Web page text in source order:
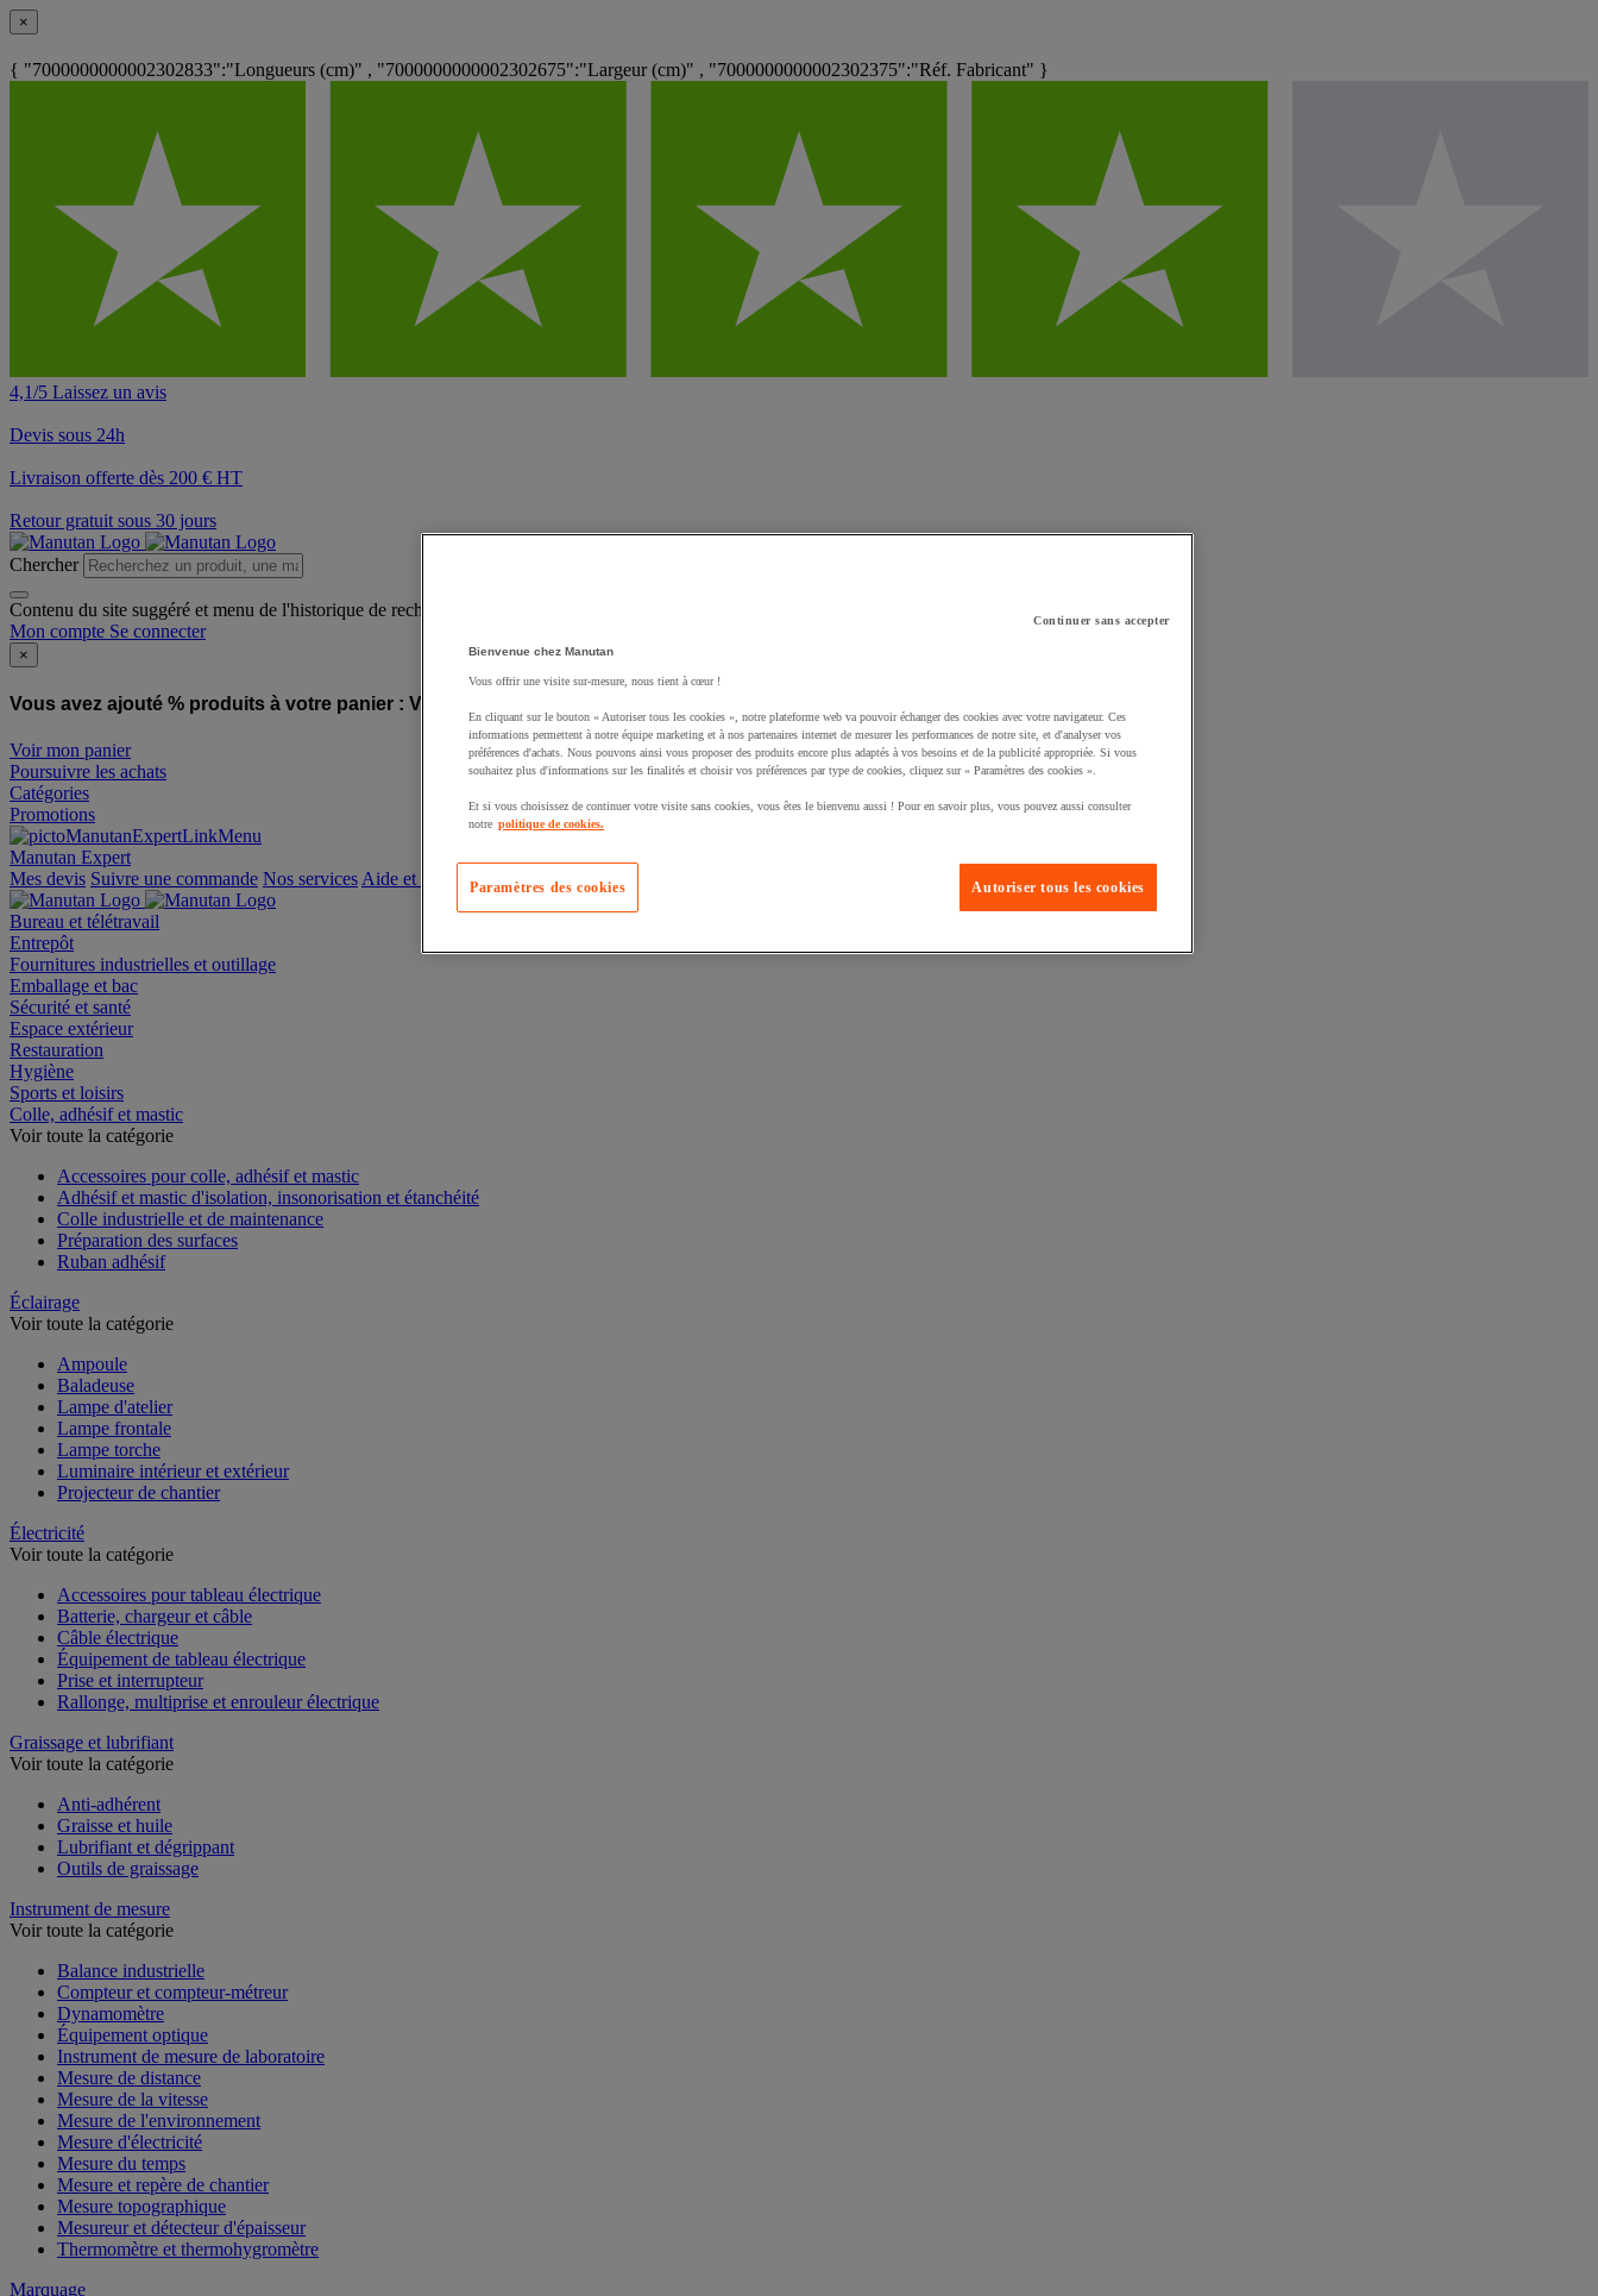
×
{ "7000000000002302833":"Longueurs (cm)" , "7000000000002302675":"Largeur (cm)" , "7000000000002302375":"Réf. Fabricant" }
4,1/5 Laissez un avis
Devis sous 24h
Livraison offerte dès 200 € HT
Retour gratuit sous 30 jours
Chercher
Contenu du site suggéré et menu de l'historique de recherche
Mon compte Se connecter
×
Vous avez ajouté % produits à votre panier : Vous avez ajouté un produit à votre panier :
Voir mon panier
Poursuivre les achats
Catégories
Promotions
Manutan Expert
offre reconditionnée
Mes devis Suivre une commande Nos services Aide et contact
Bureau et télétravail
Entrepôt
Fournitures industrielles et outillage
Emballage et bac
Sécurité et santé
Espace extérieur
Restauration
Hygiène
Sports et loisirs
Colle, adhésif et mastic
Accessoires pour colle, adhésif et mastic
Adhésif et mastic d'isolation, insonorisation et étanchéité
Colle industrielle et de maintenance
Préparation des surfaces
Éclairage
Ampoule
Baladeuse
Lampe d'atelier
Lampe frontale
Lampe torche
Luminaire intérieur et extérieur
Électricité
Accessoires pour tableau électrique
Batterie, chargeur et câble
Câble électrique
Équipement de tableau électrique
Prise et interrupteur
Graissage et lubrifiant
Anti-adhérent
Graisse et huile
Lubrifiant et dégrippant
Instrument de mesure
Balance industrielle
Compteur et compteur-métreur
Dynamomètre
Équipement optique
Instrument de mesure de laboratoire
Mesure de distance
Mesure de la vitesse
Mesure de l'environnement
Mesure d'électricité
Mesure du temps
Mesure et repère de chantier
Mesure topographique
Mesureur et détecteur d'épaisseur
Continuer sans accepter
Bienvenue chez Manutan
Vous offrir une visite sur-mesure, nous tient à cœur !
En cliquant sur le bouton « Autoriser tous les cookies », notre plateforme web va pouvoir échanger des cookies avec votre navigateur. Ces
informations permettent à notre équipe marketing et à nos partenaires internet de mesurer les performances de notre site, et d'analyser vos
préférences d'achats. Nous pouvons ainsi vous proposer des produits encore plus adaptés à vos besoins et de la publicité appropriée. Si vous
souhaitez plus d'informations sur les finalités et choisir vos préférences par type de cookies, cliquez sur « Paramètres des cookies ».
Et si vous choisissez de continuer votre visite sans cookies, vous êtes le bienvenu aussi ! Pour en savoir plus, vous pouvez aussi consulter
notre politique de cookies.
Autoriser tous les cookies
Paramètres des cookies